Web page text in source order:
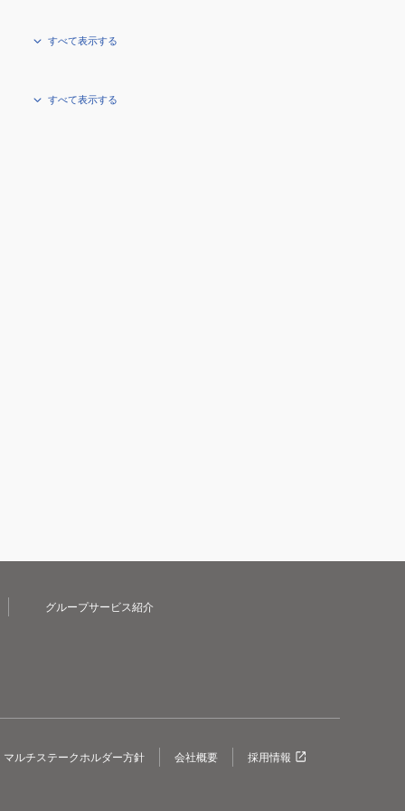
すべて表示する
すべて表示する
グループサービス紹介
マルチステークホルダー方針 会社概要 採用情報